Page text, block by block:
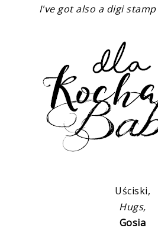
I've got also a digi
Uściski,
Hugs,
Gosia